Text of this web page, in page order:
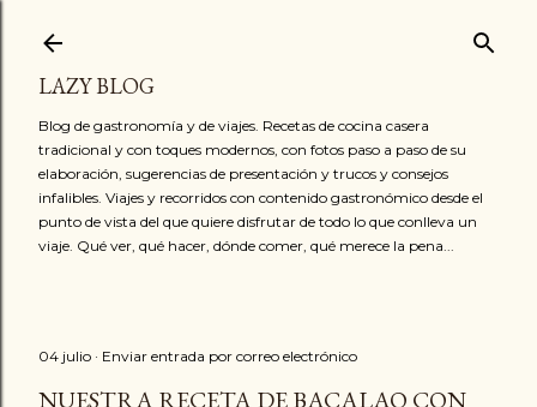
LAZY BLOG
Blog de gastronomía y de viajes. Recetas de cocina casera
tradicional y con toques modernos, con fotos paso a paso de su
elaboración, sugerencias de presentación y trucos y consejos
infalibles. Viajes y recorridos con contenido gastronómico desde el
punto de vista del que quiere disfrutar de todo lo que conlleva un
viaje. Qué ver, qué hacer, dónde comer, qué merece la pena...
04 julio Enviar entrada por correo electrónico
NUESTRA RECETA DE BACALAO CON